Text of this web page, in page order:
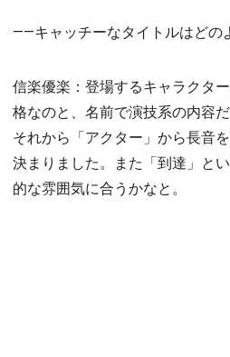
――キャッチーなタイトルはどの
信楽優楽：登場するキャラクタ
格なのと、名前で演技系の内容
それから「アクター」から長音
決まりました。また「到達」と
的な雰囲気に合うかなと。